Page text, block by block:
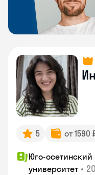
5 от 1590
Юго-осетинский
университет •